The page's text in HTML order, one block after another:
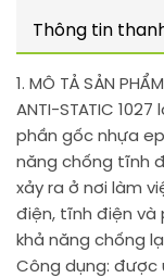
Thông tin
1. MÔ TẢ SẢN
ANTI-STATIC
phần gốc nhựa
năng chống tĩnh
xảy ra ở nơi làm
điện, tĩnh điện và
khả năng chống
Công dụng: được